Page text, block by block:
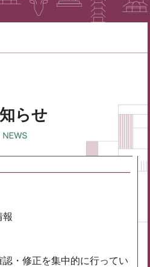
らせ
報
認・修正を集中的に行ってい